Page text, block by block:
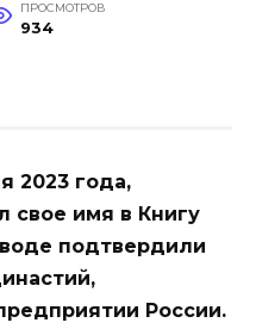
ПРОСМОТРОВ
934
2023 года,
свое имя в Книгу
подтвердили
России.